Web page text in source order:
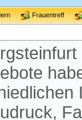
Frauentreff